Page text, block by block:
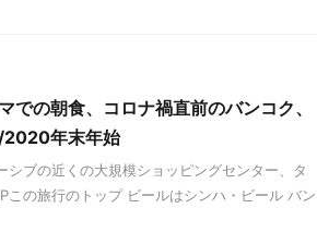
の朝食、コロナ禍直前のバンコク、
2020年末年始
ブの近くの大規模ショッピングセンター、タ
の旅行のトップ ビールはシンハ・ビール バン